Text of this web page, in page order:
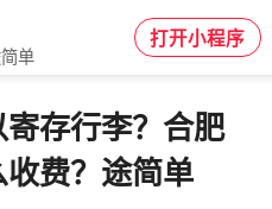
单
打开小程序
存行李？合肥
费？途简单